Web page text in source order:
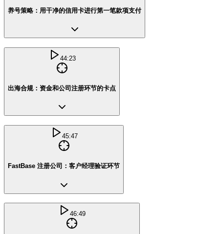
养号策略：用干净的信用卡进行第一笔款项支付
44:23
出海合规：资金和公司注册环节的卡点
45:47
FastBase 注册公司：客户经理验证环节
46:49